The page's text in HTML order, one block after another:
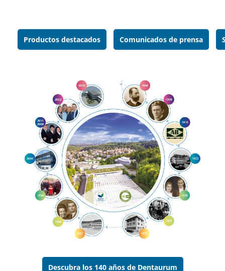
Productos destacados Comunicados de prensa
Descubra los 140 años de Dentaurum